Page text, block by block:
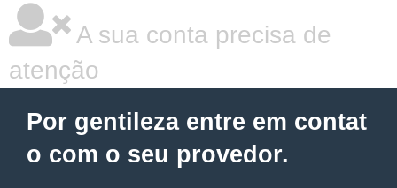
A sua conta precisa de
atenção
Por gentileza entre em contat
o com o seu provedor.